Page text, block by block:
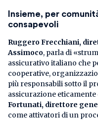
Insieme, per
consapevoli
Ruggero Frecchiani,
Assimoco, parla di
assicurativo italiano che
cooperative,
più responsabili sotto il
assicurazione
Fortunati, direttore
come attivatori di un